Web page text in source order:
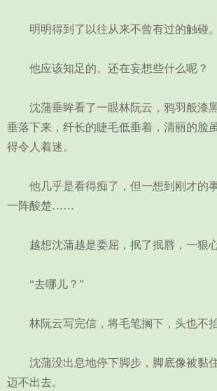
明明得到了以往从来不曾有过的触碰。
他应该知足的。还在妄想些什么呢？
沈蒲垂眸看了一眼林阮云，鸦羽般漆
垂落下来，纤长的睫毛低垂着，清丽的脸
得令人着迷。
他几乎是看得痴了，但一想到刚才的
一阵酸楚……
越想沈蒲越是委屈，抿了抿唇，一狠心
“去哪儿？”
林阮云写完信，将毛笔搁下，头也不抬
沈蒲没出息地停下脚步，脚底像被黏
迈不出去。